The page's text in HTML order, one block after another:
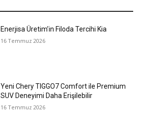
Enerjisa Üretim’in Filoda Tercihi Kia
16 Temmuz 2026
Yeni Chery TIGGO7 Comfort ile Premium
SUV Deneyimi Daha Erişilebilir
16 Temmuz 2026